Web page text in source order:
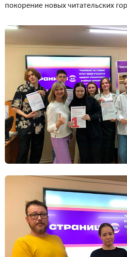
покорение новых читательских